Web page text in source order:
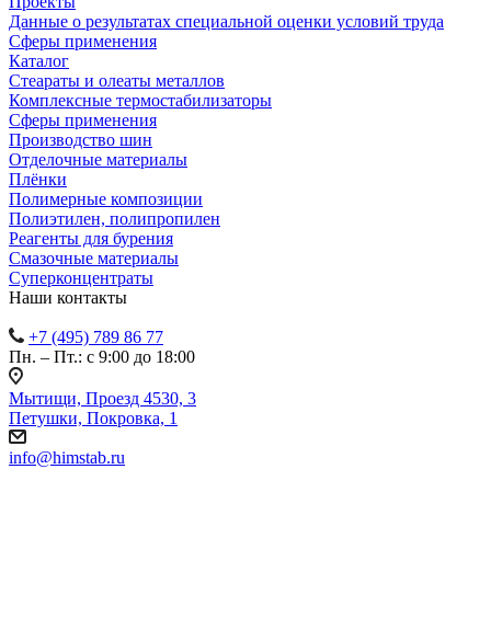
Данные о результатах специальной оценки условий труда
Сферы применения
Каталог
Стеараты и олеаты металлов
Комплексные термостабилизаторы
Сферы применения
Производство шин
Отделочные материалы
Плёнки
Полимерные композиции
Полиэтилен, полипропилен
Реагенты для бурения
Смазочные материалы
Суперконцентраты
Наши контакты
+7 (495) 789 86 77
Пн. – Пт.: с 9:00 до 18:00
Мытищи, Проезд 4530, 3
Петушки, Покровка, 1
info@himstab.ru